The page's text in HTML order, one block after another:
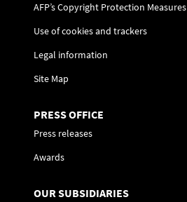
AFP’s Copyright Protection Measures
Use of cookies and trackers
Legal information
Site Map
PRESS OFFICE
Press releases
Awards
OUR SUBSIDIARIES